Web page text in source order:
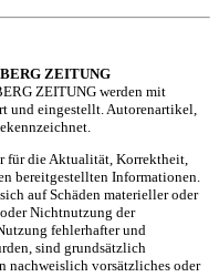
ZEITUNG
ZEITUNG werden mit
und eingestellt. Autorenartikel,
für die Aktualität, Korrektheit,
bereitgestellten Informationen.
auf Schäden materieller oder
Nichtnutzung der
fehlerhafter und
sind grundsätzlich
nachweislich vorsätzliches oder